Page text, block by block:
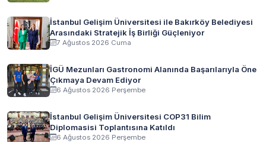
İstanbul Gelişim Üniversitesi ile Bakırköy Belediyesi
Arasındaki Stratejik İş Birliği Güçleniyor
7 Ağustos 2026 Cuma
İGÜ Mezunları Gastronomi Alanında Başarılarıyla Öne
Çıkmaya Devam Ediyor
6 Ağustos 2026 Perşembe
İstanbul Gelişim Üniversitesi COP31 Bilim
Diplomasisi Toplantısına Katıldı
6 Ağustos 2026 Perşembe